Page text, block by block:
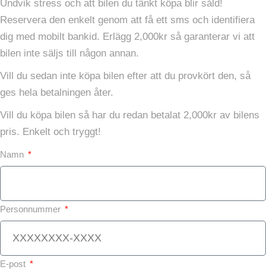
Undvik stress och att bilen du tänkt köpa blir såld!
Reservera den enkelt genom att få ett sms och identifiera
dig med mobilt bankid. Erlägg 2,000kr så garanterar vi att
bilen inte säljs till någon annan.
Vill du sedan inte köpa bilen efter att du provkört den, så
ges hela betalningen åter.
Vill du köpa bilen så har du redan betalat 2,000kr av bilens
pris. Enkelt och tryggt!
Namn
Personnummer
E-post